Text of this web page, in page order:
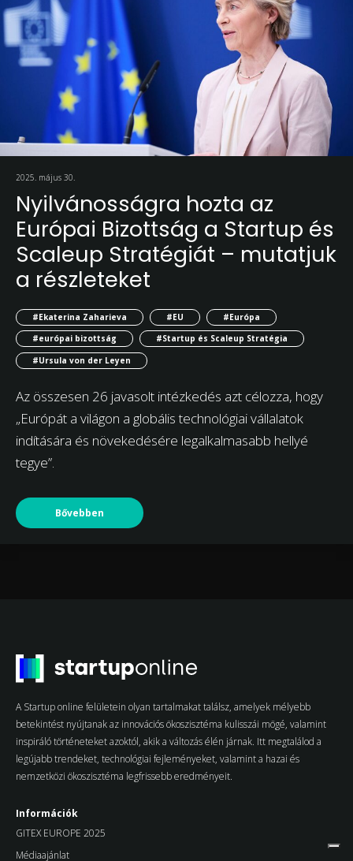
2025. május 30.
Nyilvánosságra hozta az
Európai Bizottság a Startup és
Scaleup Stratégiát – mutatjuk
a részleteket
#Ekaterina Zaharieva #EU
#Európa
#európai bizottság
#Startup és Scaleup Stratégia
#Ursula von der Leyen
Az összesen 26 javasolt intézkedés azt célozza, hogy
„Európát a világon a globális technológiai vállalatok
indítására és növekedésére legalkalmasabb hellyé
tegye”.
Bővebben
A Startup online felületein olyan tartalmakat találsz, amelyek mélyebb
betekintést nyújtanak az innovációs ökoszisztéma kulisszái mögé, valamint
inspiráló történeteket azoktól, akik a változás élén járnak. Itt megtalálod a
legújabb trendeket, technológiai fejleményeket, valamint a hazai és
nemzetközi ökoszisztéma legfrissebb eredményeit.
Információk
GITEX EUROPE 2025
Médiaajánlat